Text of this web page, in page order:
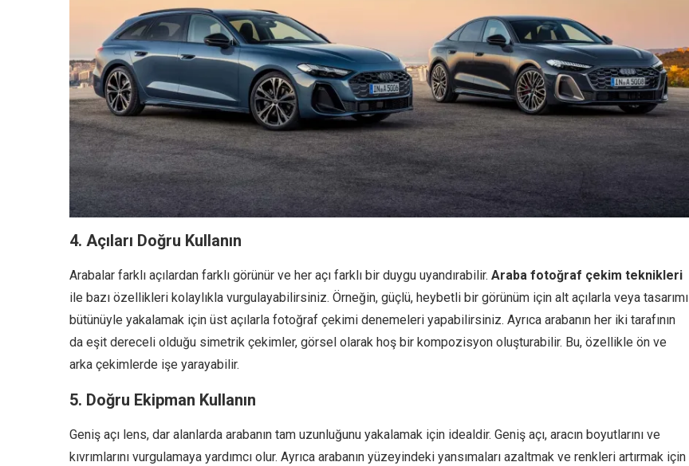
4. Açıları Doğru Kullanın
Arabalar farklı açılardan farklı görünür ve her açı farklı bir duygu uyandırabilir. Araba fotoğraf çekim teknikleri
ile bazı özellikleri kolaylıkla vurgulayabilirsiniz. Örneğin, güçlü, heybetli bir görünüm için alt açılarla veya tasarımı
bütünüyle yakalamak için üst açılarla fotoğraf çekimi denemeleri yapabilirsiniz. Ayrıca arabanın her iki tarafının
da eşit dereceli olduğu simetrik çekimler, görsel olarak hoş bir kompozisyon oluşturabilir. Bu, özellikle ön ve
arka çekimlerde işe yarayabilir.
5. Doğru Ekipman Kullanın
Geniş açı lens, dar alanlarda arabanın tam uzunluğunu yakalamak için idealdir. Geniş açı, aracın boyutlarını ve
kıvrımlarını vurgulamaya yardımcı olur. Ayrıca arabanın yüzeyindeki yansımaları azaltmak ve renkleri artırmak için